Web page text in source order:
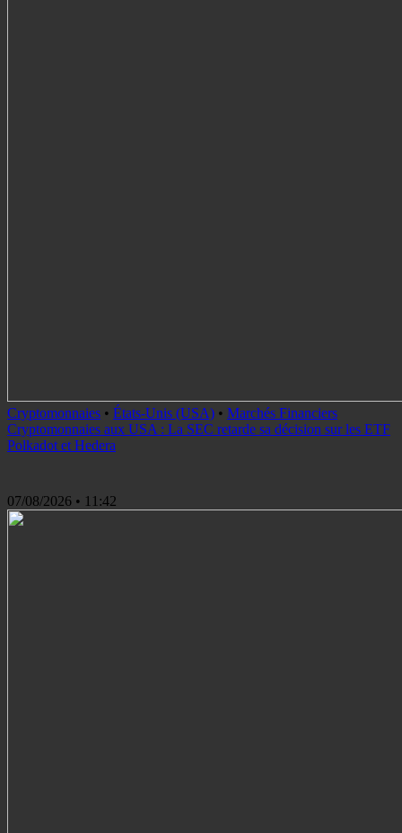
Cryptomonnaies • États-Unis (USA) • Marchés Financiers
Cryptomonnaies aux USA : La SEC retarde sa décision sur les ETF
Polkadot et Hedera
07/08/2026 • 11:42